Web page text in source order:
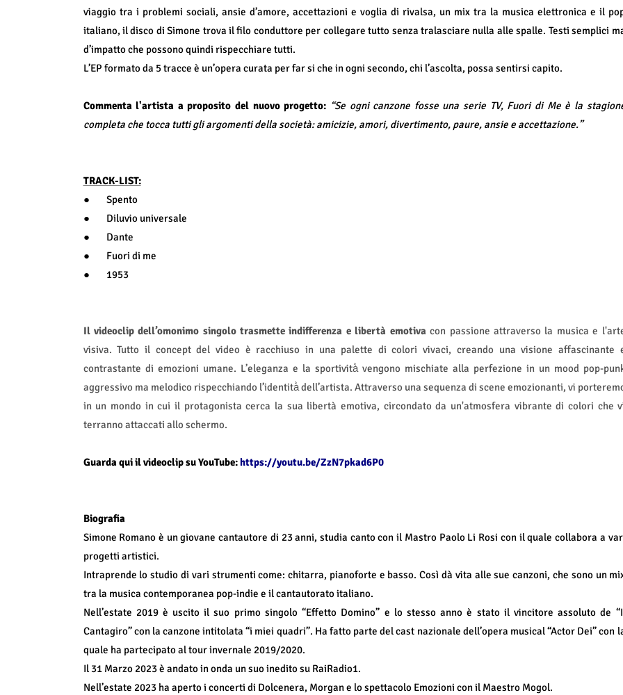
viaggio tra i problemi sociali, ansie d’amore, accettazioni e voglia di rivalsa, un mix tra la musica elettronica e il
italiano, il disco di Simone trova il filo conduttore per collegare tutto senza tralasciare nulla alle spalle. Testi semplici
d’impatto che possono quindi rispecchiare tutti.
L’EP formato da 5 tracce è un’opera curata per far si che in ogni secondo, chi l’ascolta, possa sentirsi capito.
Commenta l'artista a proposito del nuovo progetto: “Se ogni canzone fosse una serie TV, Fuori di Me è la
completa che tocca tutti gli argomenti della società: amicizie, amori, divertimento, paure, ansie e accettazione.”
TRACK-LIST:
●
Spento
●
Diluvio universale
●
Dante
●
Fuori di me
●
1953
Il videoclip dell’omonimo singolo trasmette indifferenza e libertà emotivacon passione attraverso la musica e
visiva. Tutto il concept del video è racchiuso in una palette di colori vivaci, creando una visione affascinante
contrastante di emozioni umane. L’eleganza e la sportività̀ vengono mischiate alla perfezione in un mood pop-
aggressivo ma melodico rispecchiando l’identità̀ dell’artista. Attraverso una sequenza di scene emozionanti, vi
in un mondo in cui il protagonista cerca la sua libertà emotiva, circondato da un'atmosfera vibrante di colori che
terranno attaccati allo schermo.
Guarda qui il videoclip su YouTube:https://youtu.be/ZzN7pkad6P0
Biografia
Simone Romano è un giovane cantautore di 23 anni, studia canto con il Mastro Paolo Li Rosi con il quale collabora a
progetti artistici.
Intraprende lo studio di vari strumenti come: chitarra, pianoforte e basso. Così dà vita alle sue canzoni, che sono un
tra la musica contemporanea pop-indie e il cantautorato italiano.
Nell’estate 2019 è uscito il suo primo singolo “Effetto Domino” e lo stesso anno è stato il vincitore assoluto de
Cantagiro” con la canzone intitolata “i miei quadri”. Ha fatto parte del cast nazionale dell’opera musical “Actor Dei” con
quale ha partecipato al tour invernale 2019/2020.
Il 31 Marzo 2023 è andato in onda un suo inedito su RaiRadio1.
Nell’estate 2023 ha aperto i concerti di Dolcenera, Morgan e lo spettacolo Emozioni con il Maestro Mogol.